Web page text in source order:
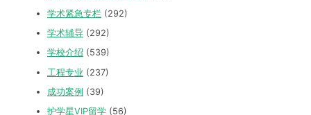
学术紧急专栏 (292)
学术辅导 (292)
学校介绍 (539)
工程专业 (237)
成功案例 (39)
护学星VIP留学 (56)